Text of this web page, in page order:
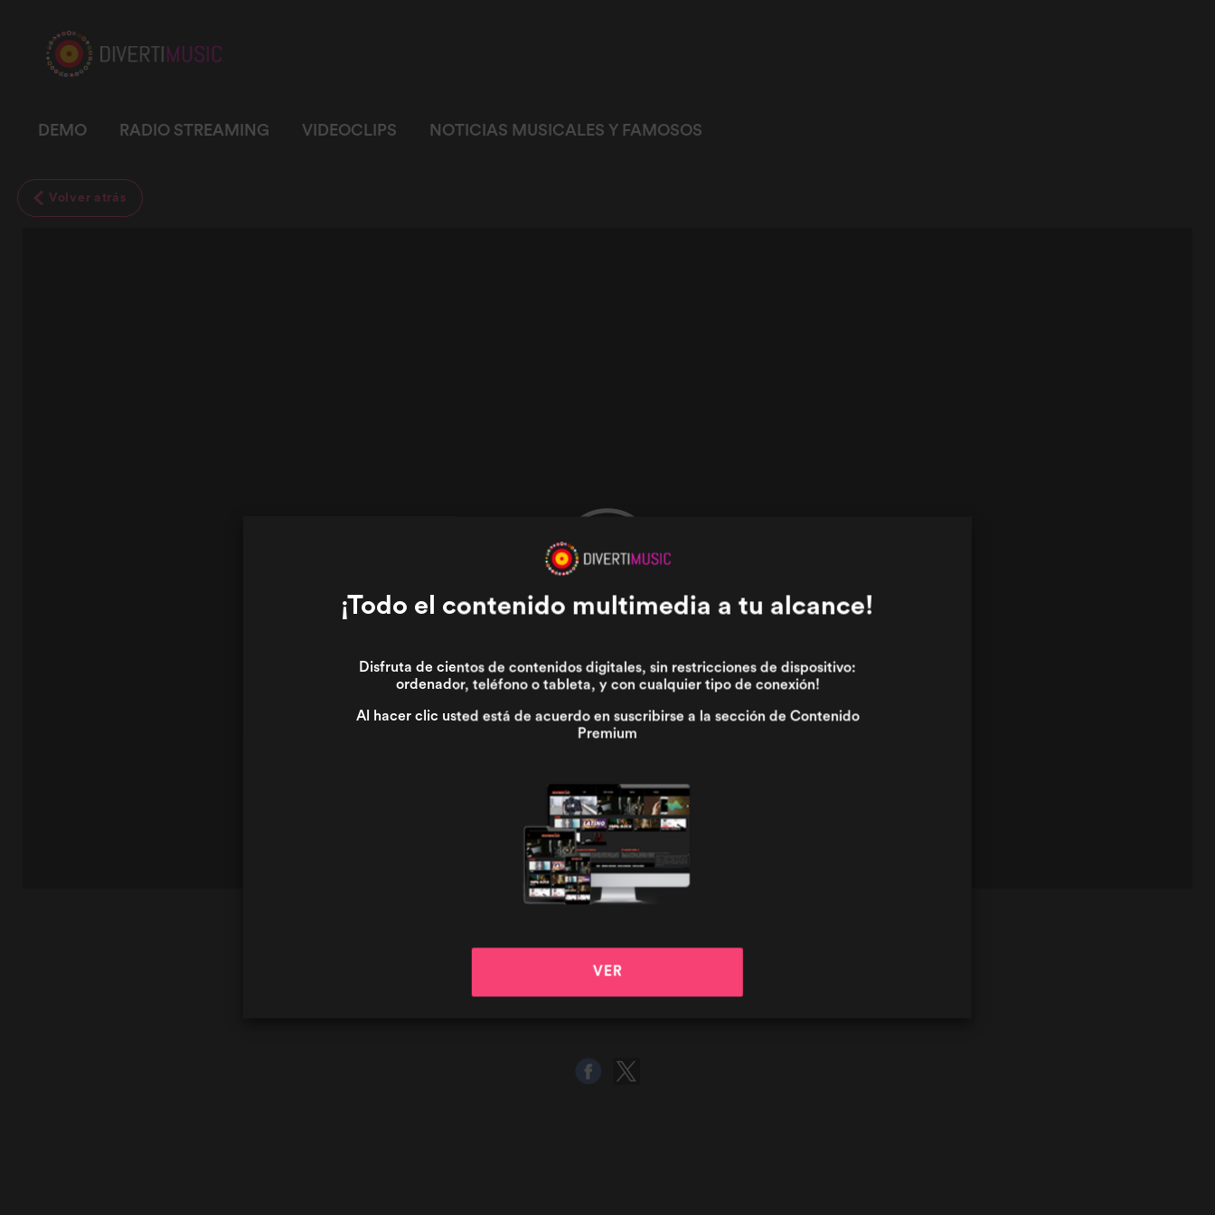
DEMO RADIO STREAMING VIDEOCLIPS NOTICIAS MUSICALES Y FAMOSOS
Volver atrás
¿QUÉ BUSCAS?
¡Todo el contenido multimedia a tu alcance!
Disfruta de cientos de contenidos digitales, sin restricciones de dispositivo:
ordenador, teléfono o tableta, y con cualquier tipo de conexión!
Al hacer clic usted está de acuerdo en suscribirse a la sección de Contenido
Premium
VER